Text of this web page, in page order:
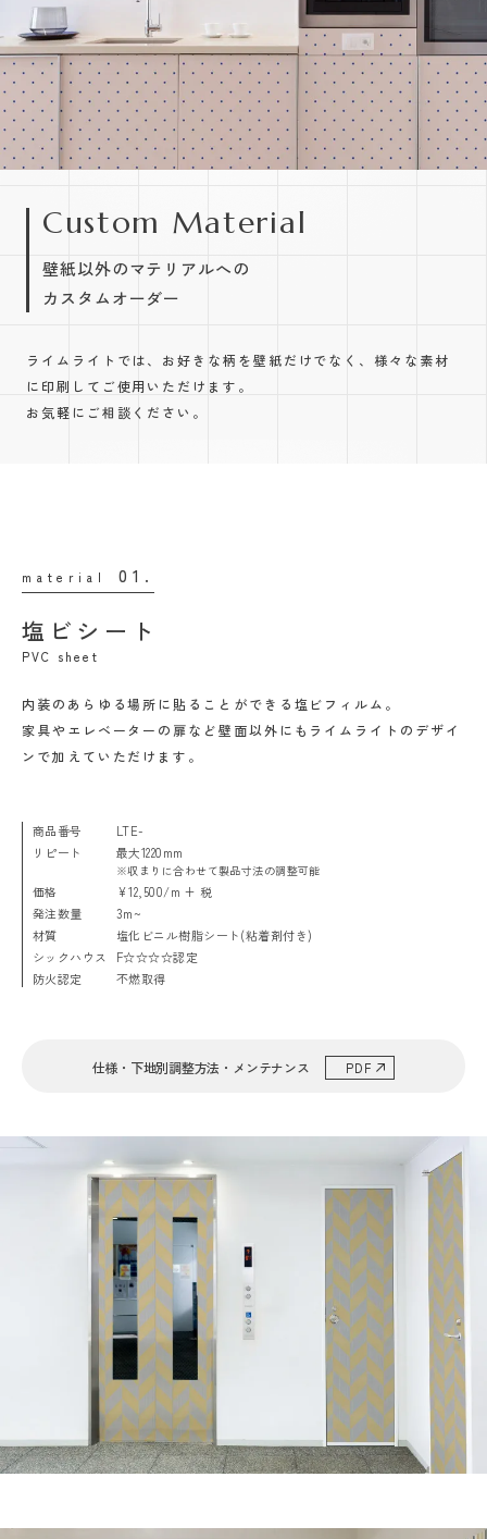
Custom Material
壁紙以外のマテリアルへの
カスタムオーダー
ライムライトでは、お好きな柄を壁紙だけでなく、様々な素材
に印刷してご使用いただけます。
お気軽にご相談ください。
material 01.
塩ビシート
PVC sheet
内装のあらゆる場所に貼ることができる塩ビフィルム。
家具やエレベーターの扉など壁面以外にもライムライトのデザイ
ンで加えていただけます。
商品番号
LTE-
リピート
最大1220mm
※収まりに合わせて製品寸法の調整可能
価格
¥12,500/m + 税
発注数量
3m~
材質
塩化ビニル樹脂シート(粘着剤付き)
シックハウス
F☆☆☆☆認定
防火認定
不燃取得
仕様・下地別調整方法・メンテナンス PDF